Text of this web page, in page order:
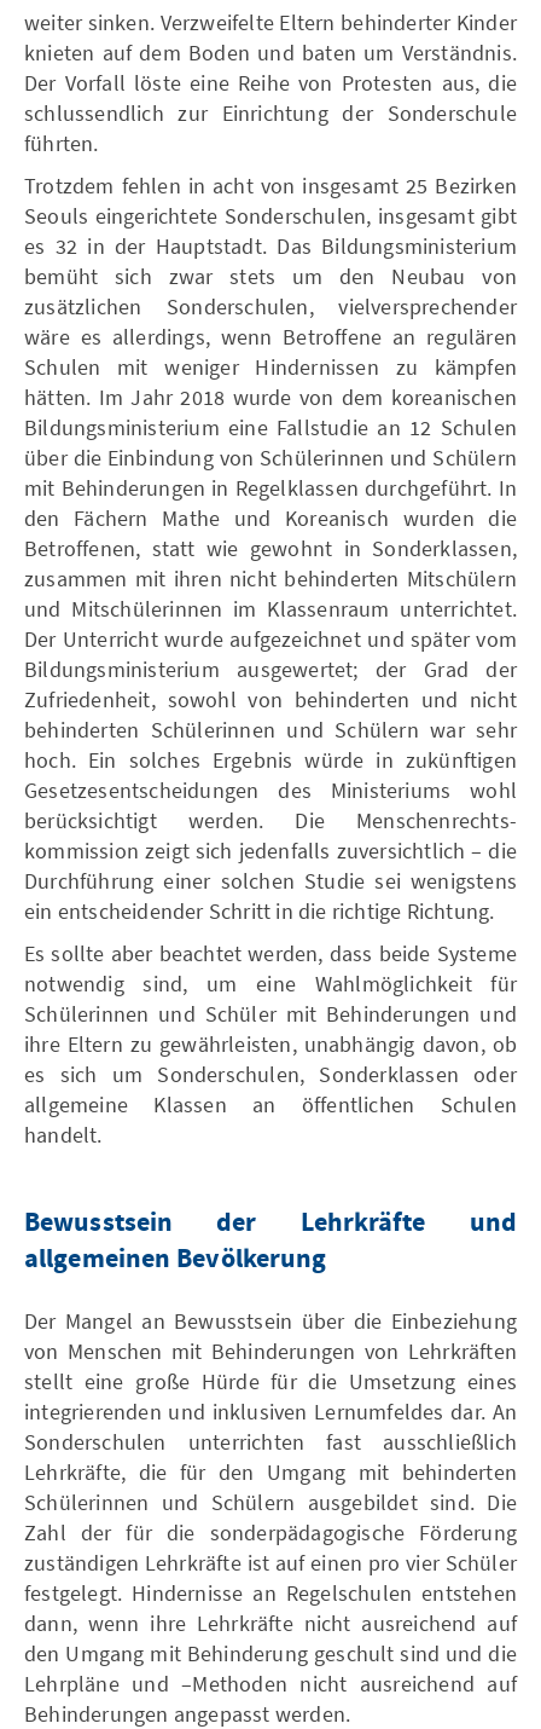
weiter sinken. Verzweifelte Eltern behinderter Kinder
knieten auf dem Boden und baten um Verständnis.
Der Vorfall löste eine Reihe von Protesten aus, die
schlussendlich zur Einrichtung der Sonderschule
führten.
Trotzdem fehlen in acht von insgesamt 25 Bezirken
Seouls eingerichtete Sonderschulen, insgesamt gibt
es 32 in der Hauptstadt. Das Bildungsministerium
bemüht sich zwar stets um den Neubau von
zusätzlichen Sonderschulen, vielversprechender
wäre es allerdings, wenn Betroffene an regulären
Schulen mit weniger Hindernissen zu kämpfen
hätten. Im Jahr 2018 wurde von dem koreanischen
Bildungsministerium eine Fallstudie an 12 Schulen
über die Einbindung von Schülerinnen und Schülern
mit Behinderungen in Regelklassen durchgeführt. In
den Fächern Mathe und Koreanisch wurden die
Betroffenen, statt wie gewohnt in Sonderklassen,
zusammen mit ihren nicht behinderten Mitschülern
und Mitschülerinnen im Klassenraum unterrichtet.
Der Unterricht wurde aufgezeichnet und später vom
Bildungsministerium ausgewertet; der Grad der
Zufriedenheit, sowohl von behinderten und nicht
behinderten Schülerinnen und Schülern war sehr
hoch. Ein solches Ergebnis würde in zukünftigen
Gesetzesentscheidungen des Ministeriums wohl
berücksichtigt werden. Die Menschenrechts-
kommission zeigt sich jedenfalls zuversichtlich – die
Durchführung einer solchen Studie sei wenigstens
ein entscheidender Schritt in die richtige Richtung.
Es sollte aber beachtet werden, dass beide Systeme
notwendig sind, um eine Wahlmöglichkeit für
Schülerinnen und Schüler mit Behinderungen und
ihre Eltern zu gewährleisten, unabhängig davon, ob
es sich um Sonderschulen, Sonderklassen oder
allgemeine Klassen an öffentlichen Schulen
handelt.
Bewusstsein der Lehrkräfte und
allgemeinen Bevölkerung
Der Mangel an Bewusstsein über die Einbeziehung
von Menschen mit Behinderungen von Lehrkräften
stellt eine große Hürde für die Umsetzung eines
integrierenden und inklusiven Lernumfeldes dar. An
Sonderschulen unterrichten fast ausschließlich
Lehrkräfte, die für den Umgang mit behinderten
Schülerinnen und Schülern ausgebildet sind. Die
Zahl der für die sonderpädagogische Förderung
zuständigen Lehrkräfte ist auf einen pro vier Schüler
festgelegt. Hindernisse an Regelschulen entstehen
dann, wenn ihre Lehrkräfte nicht ausreichend auf
den Umgang mit Behinderung geschult sind und die
Lehrpläne und –Methoden nicht ausreichend auf
Behinderungen angepasst werden.